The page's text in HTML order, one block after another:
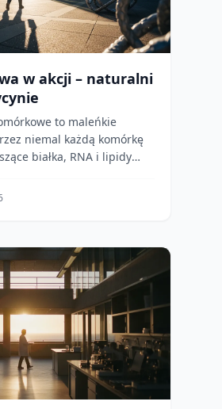
w akcji – naturalni
to maleńkie
niemal każdą komórkę
białka, RNA i lipidy